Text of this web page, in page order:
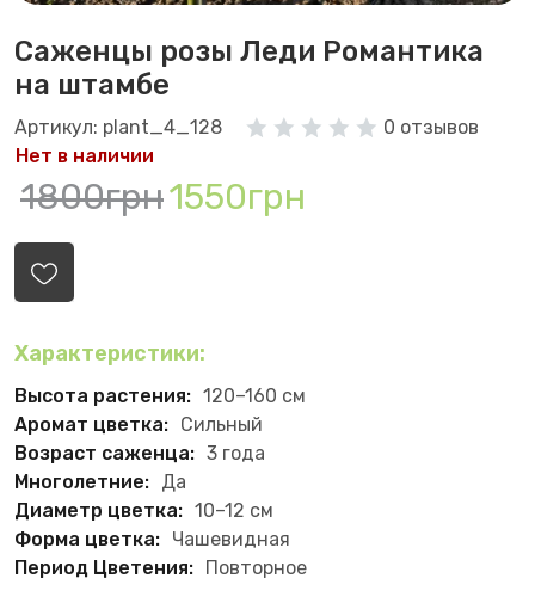
Саженцы розы Леди Романтика
на штамбе
Артикул: plant_4_128
0 отзывов
Нет в наличии
1800грн1550грн
Характеристики:
Высота растения: 120–160 см
Аромат цветка: Сильный
Возраст саженца: 3 года
Многолетние: Да
Диаметр цветка: 10–12 см
Форма цветка: Чашевидная
Период Цветения: Повторное